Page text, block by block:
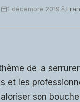
1 décembre 2019
de la
et les
son